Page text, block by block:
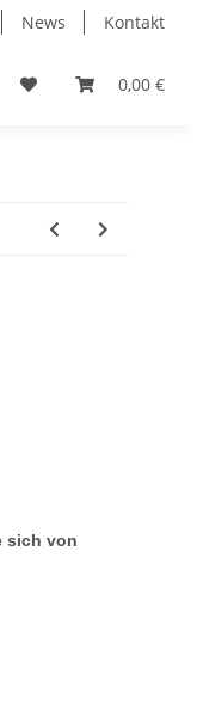
News Kontakt
0,00 €
sich von